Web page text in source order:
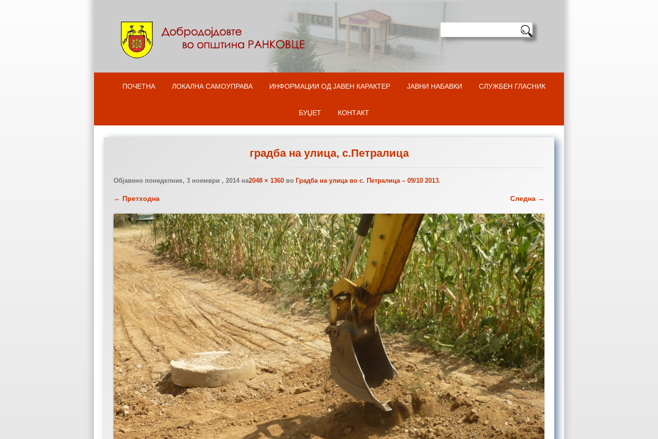
ПОЧЕТНА
ЛОКАЛНА САМОУПРАВА ИНФОРМАЦИИ ОД ЈАВЕН КАРАКТЕР ЈАВНИ НАБАВКИ СЛУЖБЕН ГЛАСНИК
БУЏЕТ КОНТАКТ
градба на улица, с.Петралица
Објавено понеделник, 3 ноември , 2014 на2048 × 1360 во Градба на улица во с. Петралица – 09/10 2013.
← Претходна Следна →